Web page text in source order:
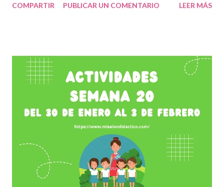
terminan de entender en su totalidad, por ello es necesario
de recursos. Establecer esto como un trabajo conjunto que
permita a maestros, padres de familia y alumnos trabajar con
especial atención, será fundamental durante todo el ciclo
escolar a través de vídeos, ejercicios, prácticas y en general
comprender con mayor facilidad cada contenido. Damos los
créditos correspondientes a los autores de tan extraordinarias
actividades recordando que, para ...
COMPARTIR PUBLICAR UN COMENTARIO LEER MÁS